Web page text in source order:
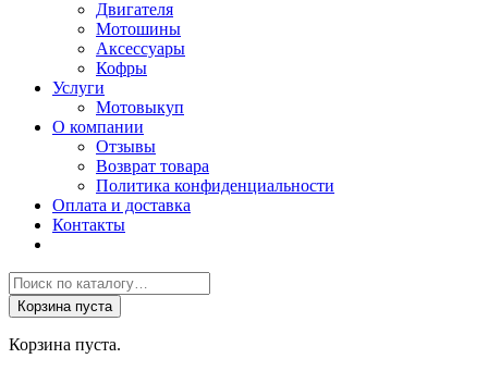
Двигателя
Мотошины
Аксессуары
Кофры
Услуги
Мотовыкуп
О компании
Отзывы
Возврат товара
Политика конфиденциальности
Оплата и доставка
Контакты
Поиск
товаров
Корзина пуста
Корзина пуста.